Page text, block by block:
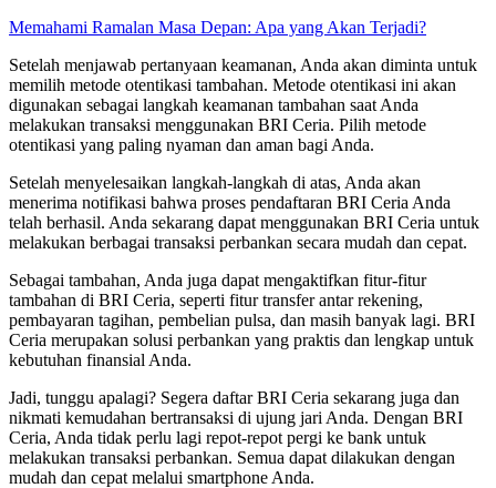
Memahami Ramalan Masa Depan: Apa yang Akan Terjadi?
Setelah menjawab pertanyaan keamanan, Anda akan diminta untuk
memilih metode otentikasi tambahan. Metode otentikasi ini akan
digunakan sebagai langkah keamanan tambahan saat Anda
melakukan transaksi menggunakan BRI Ceria. Pilih metode
otentikasi yang paling nyaman dan aman bagi Anda.
Setelah menyelesaikan langkah-langkah di atas, Anda akan
menerima notifikasi bahwa proses pendaftaran BRI Ceria Anda
telah berhasil. Anda sekarang dapat menggunakan BRI Ceria untuk
melakukan berbagai transaksi perbankan secara mudah dan cepat.
Sebagai tambahan, Anda juga dapat mengaktifkan fitur-fitur
tambahan di BRI Ceria, seperti fitur transfer antar rekening,
pembayaran tagihan, pembelian pulsa, dan masih banyak lagi. BRI
Ceria merupakan solusi perbankan yang praktis dan lengkap untuk
kebutuhan finansial Anda.
Jadi, tunggu apalagi? Segera daftar BRI Ceria sekarang juga dan
nikmati kemudahan bertransaksi di ujung jari Anda. Dengan BRI
Ceria, Anda tidak perlu lagi repot-repot pergi ke bank untuk
melakukan transaksi perbankan. Semua dapat dilakukan dengan
mudah dan cepat melalui smartphone Anda.